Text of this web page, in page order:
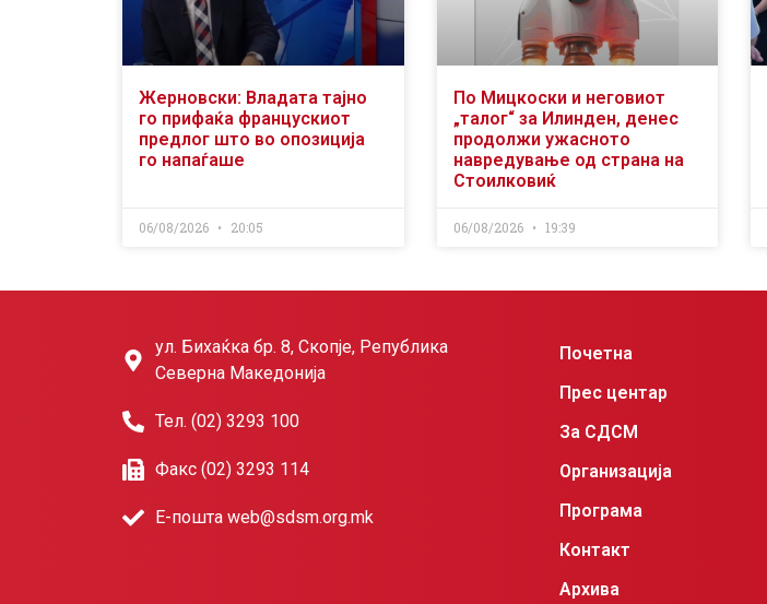
Жерновски: Владата тајно
го прифаќа францускиот
предлог што во опозиција
го напаѓаше
06/08/2026 20:05
По Мицкоски и неговиот
„талог“ за Илинден, денес
продолжи ужасното
навредување од страна на
Стоилковиќ
06/08/2026 19:39
ул. Бихаќка бр. 8, Скопје, Република
Северна Македонија
Тел. (02) 3293 100
Факс (02) 3293 114
Е-пошта web@sdsm.org.mk
Почетна
Прес центар
За СДСМ
Организација
Програма
Контакт
Архива